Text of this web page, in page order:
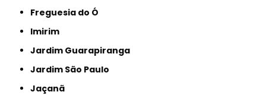
Freguesia do Ó
Imirim
Jardim Guarapiranga
Jardim São Paulo
Jaçanã